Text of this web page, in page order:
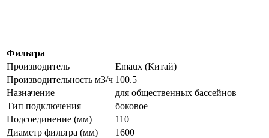
Фильтра
Производитель
Emaux (Китай)
Производительность м3/ч 100.5
Назначение
для общественных бассейнов
Тип подключения
боковое
Подсоединение (мм)
110
Диаметр фильтра (мм)
1600